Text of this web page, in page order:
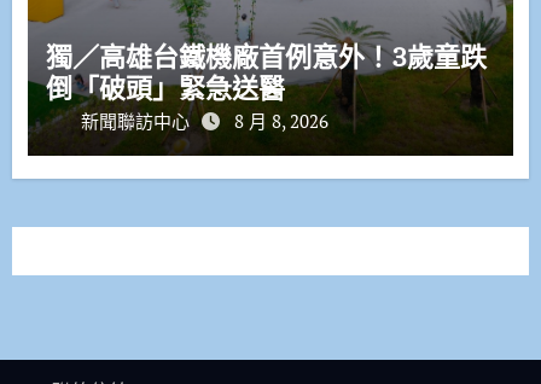
獨／高雄台鐵機廠首例意外！3歲童跌
倒「破頭」緊急送醫
新聞聯訪中心 8 月 8, 2026